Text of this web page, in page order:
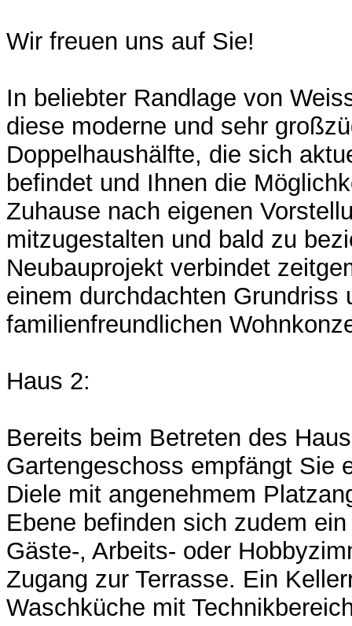
Wir freuen uns auf Sie!
In beliebter Randlage von
diese moderne und sehr
Doppelhaushälfte, die sich
befindet und Ihnen die
Zuhause nach eigenen
mitzugestalten und bald zu
Neubauprojekt verbindet
einem durchdachten Grundriss
familienfreundlichen
Haus 2:
Bereits beim Betreten des
Gartengeschoss empfängt Sie
Diele mit angenehmem
Ebene befinden sich zudem
Gäste-, Arbeits- oder
Zugang zur Terrasse. Ein
Waschküche mit